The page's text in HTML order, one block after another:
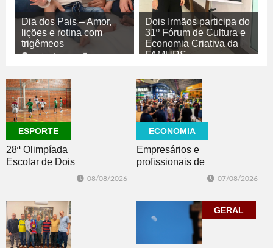
Dia dos Pais – Amor,
lições e rotina com
trigêmeos
08/08/2026 GERAL
Dois Irmãos participa do
31º Fórum de Cultura e
Economia Criativa da
FAMURS
CULTURA
ESPORTE
28ª Olimpíada
Escolar de Dois
08/08/2026
ECONOMIA
Empresários e
profissionais de
07/08/2026
GERAL